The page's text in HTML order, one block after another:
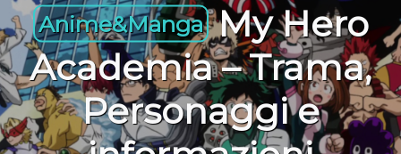
Anime&Manga My Hero
Academia – Trama,
Personaggi e